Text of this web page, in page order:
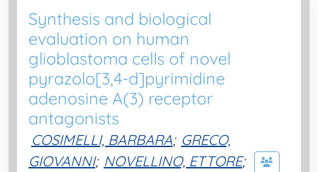
Synthesis and biological
evaluation on human
glioblastoma cells of novel
pyrazolo[3,4-d]pyrimidine
adenosine A(3) receptor
antagonists
COSIMELLI, BARBARA; GRECO,
GIOVANNI; NOVELLINO, ETTORE;